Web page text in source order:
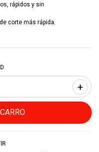
rápidos y sin
corte más rápida.
+